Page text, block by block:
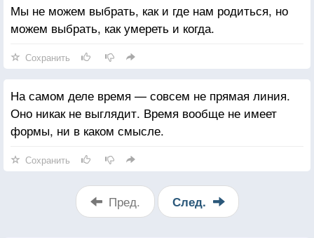
Мы не можем выбрать, как и где нам родиться, но
можем выбрать, как умереть и когда.
Сохранить
На самом деле время — совсем не прямая линия.
Оно никак не выглядит. Время вообще не имеет
формы, ни в каком смысле.
Сохранить
Пред. След.